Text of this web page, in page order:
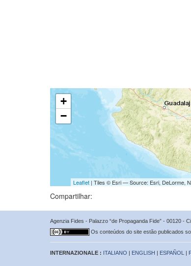
+
−
Leaflet| Tiles © Esri — Source: Esri, DeLorme,
Compartilhar:
Agenzia Fides - Palazzo “de Propaganda Fide” - 00120 -
Os conteúdos do site estão publicados
INTERNAZIONALE : ITALIANO | ENGLISH | ESPAÑOL |